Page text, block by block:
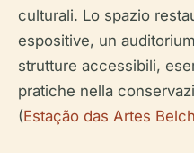
culturali. Lo spazio
espositive, un
strutture accessibili,
pratiche nella
(Estação das Artes